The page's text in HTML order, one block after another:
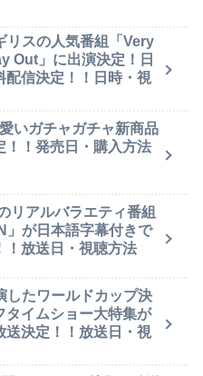
リスの人気番組「Very
Out」に出演決定！日
配信決定！！日時・視
いガチャガチャ新商品
！！発売日・購入方法
リアルバラエティ番組
」が日本語字幕付きで
！放送日・視聴方法
したワールドカップ決
タイムショー大特集が
送決定！！放送日・視